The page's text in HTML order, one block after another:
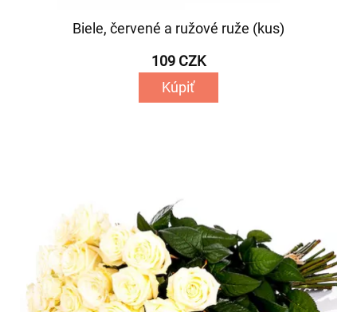
Biele, červené a ružové ruže (kus)
109 CZK
Kúpiť